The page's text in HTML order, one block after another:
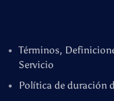
Términos,
Servicio
Política de duración